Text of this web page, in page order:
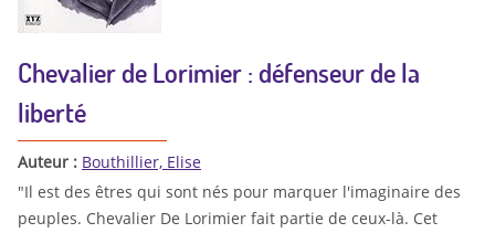
Chevalier de Lorimier : défenseur de la
liberté
Auteur : Bouthillier, Elise
"Il est des êtres qui sont nés pour marquer l'imaginaire des
peuples. Chevalier De Lorimier fait partie de ceux-là. Cet